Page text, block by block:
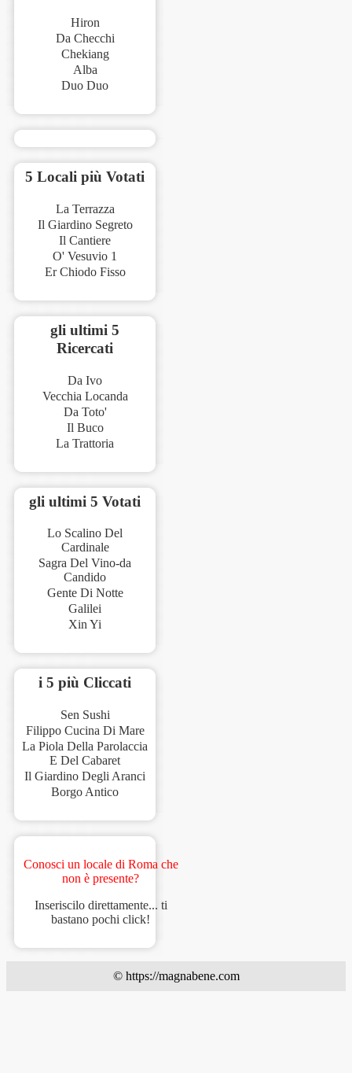
Hiron
Da Checchi
Chekiang
Alba
Duo Duo
5 Locali più Votati
La Terrazza
Il Giardino Segreto
Il Cantiere
O' Vesuvio 1
Er Chiodo Fisso
gli ultimi 5
Ricercati
Da Ivo
Vecchia Locanda
Da Toto'
Il Buco
La Trattoria
gli ultimi 5 Votati
Lo Scalino Del
Cardinale
Sagra Del Vino-da
Candido
Gente Di Notte
Galilei
Xin Yi
i 5 più Cliccati
Sen Sushi
Filippo Cucina Di Mare
La Piola Della Parolaccia
E Del Cabaret
Il Giardino Degli Aranci
Borgo Antico
Conosci un locale di Roma che
non è presente?
Inseriscilo direttamente... ti
bastano pochi click!
© https://magnabene.com